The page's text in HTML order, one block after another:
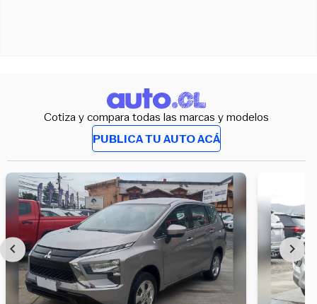
Cotiza y compara todas las marcas y modelos
PUBLICA TU AUTO ACÁ